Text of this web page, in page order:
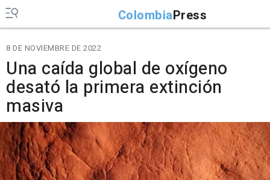
ColombiaPress
8 DE NOVIEMBRE DE 2022
Una caída global de oxígeno
desató la primera extinción
masiva